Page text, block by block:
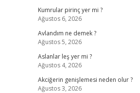
Kumrular pirinç yer mi ?
Ağustos 6, 2026
Avlandım ne demek ?
Ağustos 5, 2026
Aslanlar leş yer mi ?
Ağustos 4, 2026
Akciğerin genişlemesi neden olur ?
Ağustos 3, 2026